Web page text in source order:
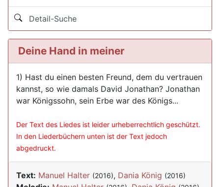
Detail-Suche
Deine Hand in meiner
1) Hast du einen besten Freund, dem du vertrauen
kannst, so wie damals David Jonathan? Jonathan
war Königssohn, sein Erbe war des Königs...
Der Text des Liedes ist leider urheberrechtlich geschützt.
In den Liederbüchern unten ist der Text jedoch
abgedruckt.
Text: Manuel Halter (2016), Dania König (2016)